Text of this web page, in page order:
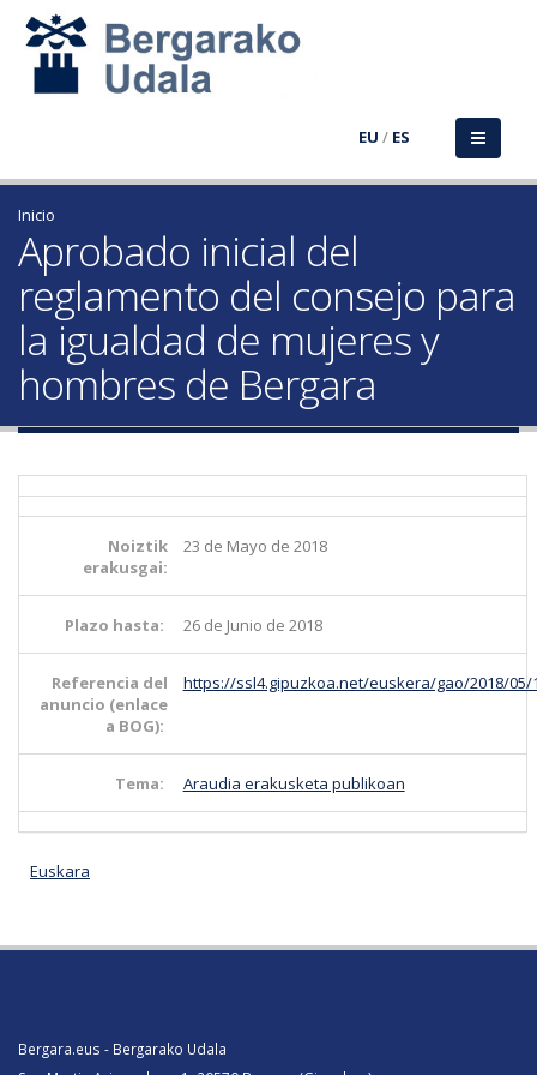
EU / ES
Inicio
Aprobado inicial del
reglamento del consejo para
la igualdad de mujeres y
hombres de Bergara
Noiztik
erakusgai:
23 de Mayo de 2018
Plazo hasta: 26 de Junio de 2018
Referencia del
anuncio (enlace
a BOG):
https://ssl4.gipuzkoa.net/euskera/gao/2018/05/
Tema: Araudia erakusketa publikoan
Euskara
Bergara.eus - Bergarako Udala